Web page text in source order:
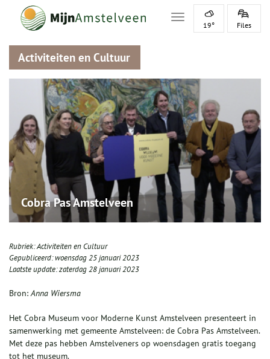
Toggle navigation
19° Files
Activiteiten en Cultuur
Cobra Pas Amstelveen
Rubriek:Activiteiten en Cultuur
Gepubliceerd:woensdag 25 januari 2023
Laatste update:zaterdag 28 januari 2023
Bron:Anna Wiersma
Het Cobra Museum voor Moderne Kunst Amstelveen presenteert in
samenwerking met gemeente Amstelveen: de Cobra Pas Amstelveen.
Met deze pas hebben Amstelveners op woensdagen gratis toegang
tot het museum.